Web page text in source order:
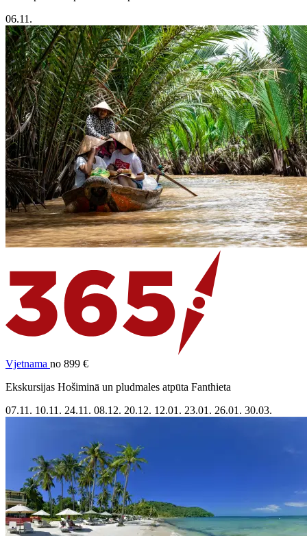
06.11.
Vjetnama no 899 €
Ekskursijas Hošiminā un pludmales atpūta Fanthieta
07.11. 10.11. 24.11. 08.12. 20.12. 12.01. 23.01. 26.01. 30.03.